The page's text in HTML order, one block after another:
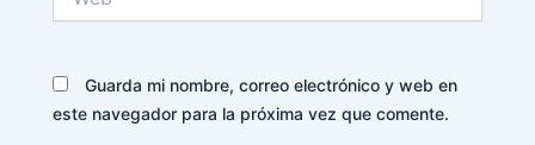
Guarda mi nombre, correo electrónico y web en
este navegador para la próxima vez que comente.